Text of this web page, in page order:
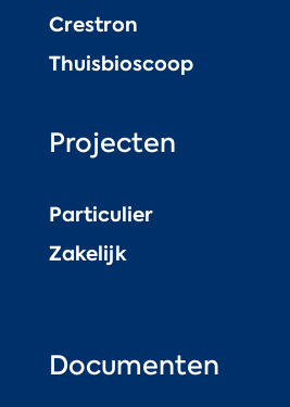
Crestron
Thuisbioscoop
Projecten
Particulier
Zakelijk
Documenten